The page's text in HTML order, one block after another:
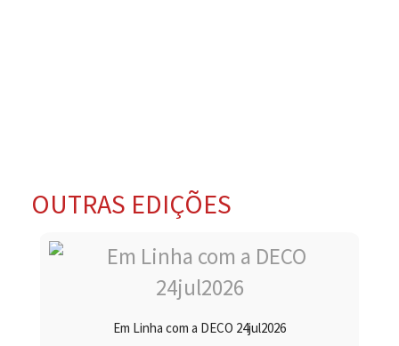
OUTRAS EDIÇÕES
Em Linha com a DECO 24jul2026